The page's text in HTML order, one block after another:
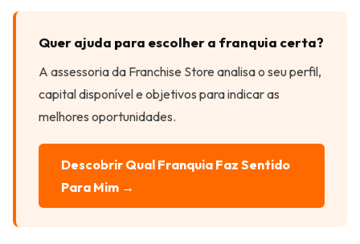
Quer ajuda para escolher a franquia certa?
A assessoria da Franchise Store analisa o seu perfil,
capital disponível e objetivos para indicar as
melhores oportunidades.
Descobrir Qual Franquia Faz Sentido
Para Mim →